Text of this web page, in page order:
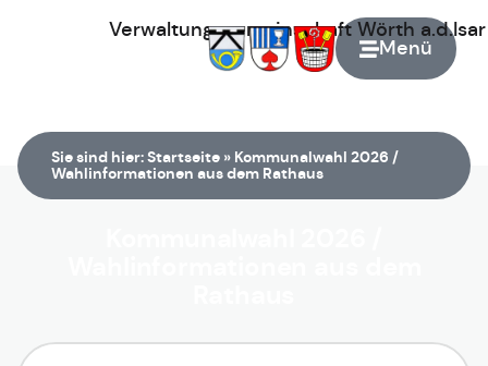
Menü
Verwaltungsgemeinschaft Wörth
Sie sind hier:Startseite » Kommunalwahl 2026 /
Wahlinformationen aus dem Rathaus